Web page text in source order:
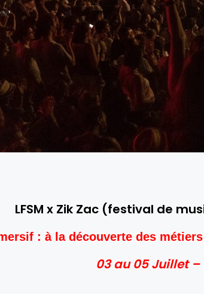
LFSM x Zik Zac(festival de
: à la découverte des
03 au 05 Juillet –